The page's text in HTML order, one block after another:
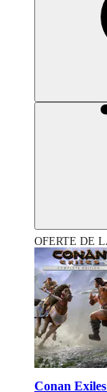
OFERTE DE
Conan